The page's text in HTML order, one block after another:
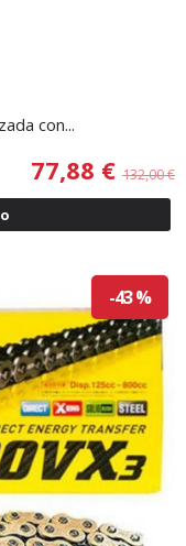
con...
77,88 € 132,00 €
-43 %